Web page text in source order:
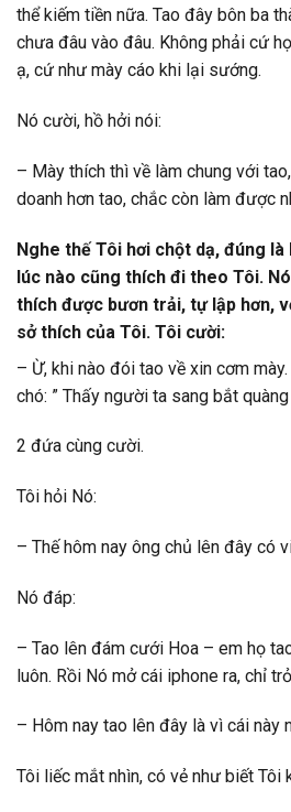
thể kiếm tiền nữa. Tao đây bôn ba
chưa đâu vào đâu. Không phải cứ
ạ, cứ như mày cáo khi lại sướng.
Nó cười, hồ hởi nói:
– Mày thích thì về làm chung với
doanh hơn tao, chắc còn làm được
Nghe thế Tôi hơi chột dạ, đúng là
lúc nào cũng thích đi theo Tôi.
thích được bươn trải, tự lập hơn,
sở thích của Tôi. Tôi cười:
– Ừ, khi nào đói tao về xin cơm
chó: ” Thấy người ta sang bắt quàng
2 đứa cùng cười.
Tôi hỏi Nó:
– Thế hôm nay ông chủ lên đây có
Nó đáp:
– Tao lên đám cưới Hoa – em họ
luôn. Rồi Nó mở cái iphone ra, chỉ
– Hôm nay tao lên đây là vì cái này
Tôi liếc mắt nhìn, có vẻ như biết Tôi